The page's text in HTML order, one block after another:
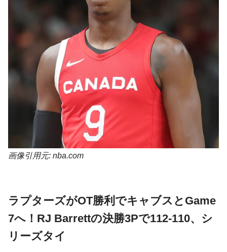
画像引用元: nba.com
ラプターズがOT勝利でキャブスとGame
7へ！RJ Barrettの決勝3Pで112-110、シ
リーズタイ